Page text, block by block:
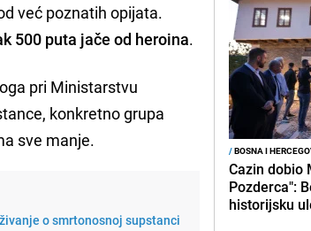
već poznatih opijata.
500 puta jače od heroina.
pri Ministarstvu
konkretno grupa
sve manje.
o smrtonosnoj supstanci
/BOSNA I
Cazin dobio
Pozderca":
historijsku